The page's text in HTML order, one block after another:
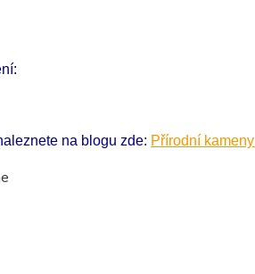
na blogu zde: Přírodní